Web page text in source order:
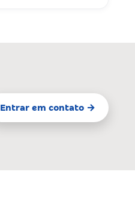
Entrar em contato →